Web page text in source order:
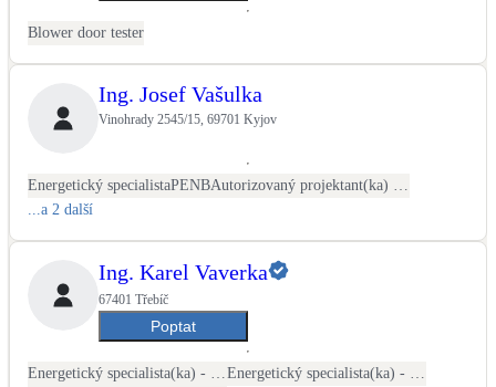
Blower door tester
Ing. Josef Vašulka
Vinohrady 2545/15, 69701 Kyjov
Energetický specialistaPENB
...a 2 další
Ing. Karel Vaverka
67401 Třebíč
Poptat